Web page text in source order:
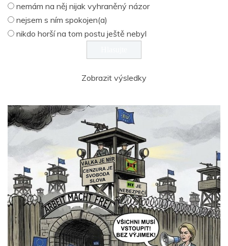
nemám na něj nijak vyhraněný názor
nejsem s ním spokojen(a)
nikdo horší na tom postu ještě nebyl
Zobrazit výsledky